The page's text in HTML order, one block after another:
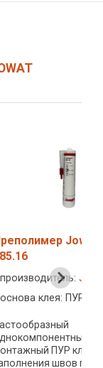
Преполимер
686.20
производитель:
основа клея: ПУР
Однокомпонентный
для дерева с
средним временем
схватывания